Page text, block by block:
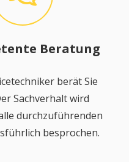
Beratung
berät Sie
Sachverhalt wird
durchzuführenden
besprochen.